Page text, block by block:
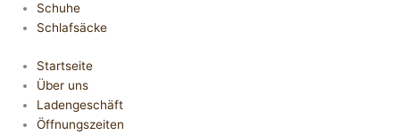
Schuhe
Schlafsäcke
Startseite
Über uns
Ladengeschäft
Öffnungszeiten